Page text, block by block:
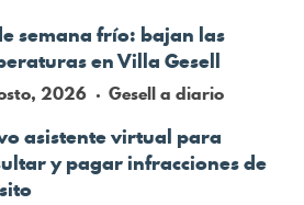
semana frío: bajan las
en Villa Gesell
2026 Gesell a diario
asistente virtual para
y pagar infracciones de